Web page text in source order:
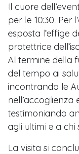
Il cuore
per le 10:30. Per
esposta l’effige
protettrice
Al termine della
del tempo ai
incontrando le
testimoniando
agli ultimi e a chi
La visita si